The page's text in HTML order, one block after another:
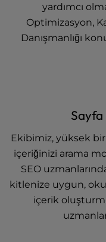
yardımcı
Optimizasyon,
Danışmanlığı
Ekibimiz, yüksek bir
içeriğinizi arama
SEO
kitlenize uygun,
içerik